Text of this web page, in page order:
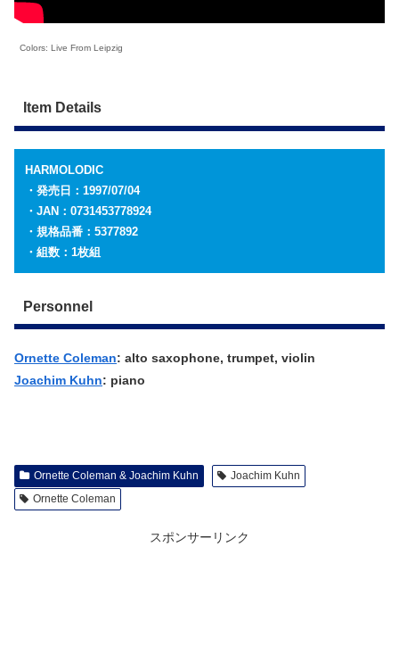
Colors: Live From Leipzig
Item Details
HARMOLODIC
・発売日：1997/07/04
・JAN：0731453778924
・規格品番：5377892
・組数：1枚組
Personnel
Ornette Coleman: alto saxophone, trumpet, violin
Joachim Kuhn: piano
Ornette Coleman & Joachim Kuhn
Joachim Kuhn
Ornette Coleman
スポンサーリンク